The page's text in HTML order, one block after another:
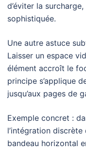
d’éviter la
sophistiquée.
Une autre astuce
Laisser un espace
élément accroît le
principe s’applique
jusqu’aux pages de
Exemple concret :
l’intégration
bandeau horizontal